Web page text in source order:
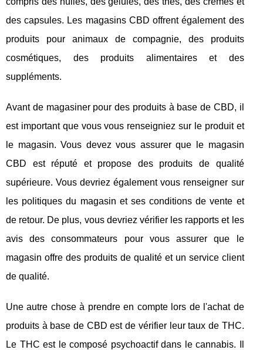
des capsules. Les magasins CBD offrent également des
produits pour animaux de compagnie, des produits
cosmétiques, des produits alimentaires et des
suppléments.
Avant de magasiner pour des produits à base de CBD, il
est important que vous vous renseigniez sur le produit et
le magasin. Vous devez vous assurer que le magasin
CBD est réputé et propose des produits de qualité
supérieure. Vous devriez également vous renseigner sur
les politiques du magasin et ses conditions de vente et
de retour. De plus, vous devriez vérifier les rapports et les
avis des consommateurs pour vous assurer que le
magasin offre des produits de qualité et un service client
de qualité.
Une autre chose à prendre en compte lors de l'achat de
produits à base de CBD est de vérifier leur taux de THC.
Le THC est le composé psychoactif dans le cannabis. Il